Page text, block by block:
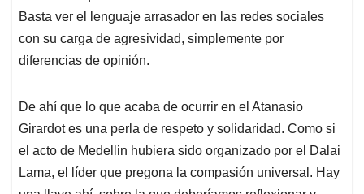
Basta ver el lenguaje arrasador en las redes sociales
con su carga de agresividad, simplemente por
diferencias de opinión.
De ahí que lo que acaba de ocurrir en el Atanasio
Girardot es una perla de respeto y solidaridad. Como si
el acto de Medellin hubiera sido organizado por el Dalai
Lama, el líder que pregona la compasión universal. Hay